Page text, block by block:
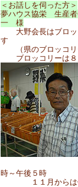
＜お話しを伺った方＞
夢ハウス協栄 生産
一 様
大野会長はブロッ
す
（県のブロッコリ
ブロッコリーは８
時～午後５時
１１月からは午